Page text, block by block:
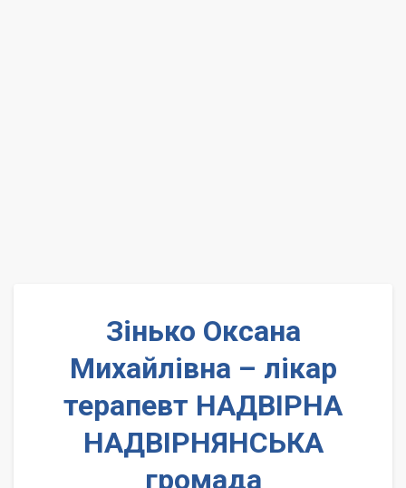
Зінько Оксана
Михайлівна – лікар
терапевт НАДВІРНА
НАДВІРНЯНСЬКА
громада